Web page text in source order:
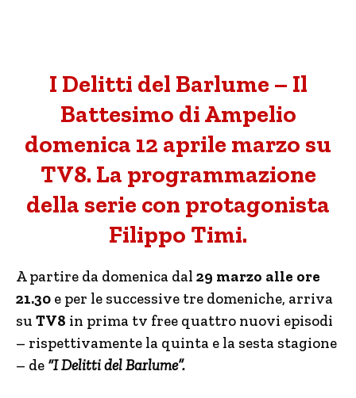
I Delitti del Barlume – Il
Battesimo di Ampelio
domenica 12 aprile marzo su
TV8. La programmazione
della serie con protagonista
Filippo Timi.
A partire da domenica dal 29 marzo alle ore
21.30 e per le successive tre domeniche, arriva
su TV8 in prima tv free quattro nuovi episodi
– rispettivamente la quinta e la sesta stagione
– de “I Delitti del Barlume”.